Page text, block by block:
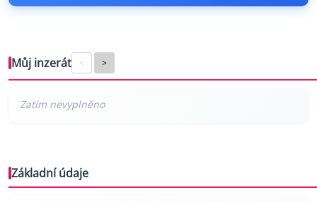
Můj inzerát < >
Základní údaje